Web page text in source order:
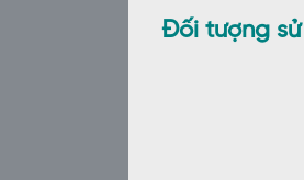
Đối tượng